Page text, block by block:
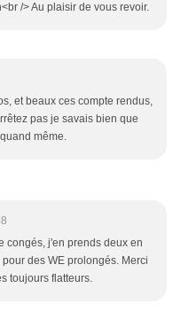
/> Au plaisir de vous revoir.
et beaux ces compte rendus,
pas je savais bien que
même.
congés, j'en prends deux en
des WE prolongés. Merci
toujours flatteurs.